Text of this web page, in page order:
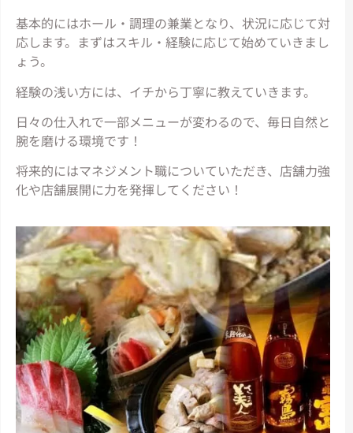
基本的にはホール・調理の兼業となり、状況に応じて対
応します。まずはスキル・経験に応じて始めていきまし
ょう。
経験の浅い方には、イチから丁寧に教えていきます。
日々の仕入れで一部メニューが変わるので、毎日自然と
腕を磨ける環境です！
将来的にはマネジメント職についていただき、店舗力強
化や店舗展開に力を発揮してください！